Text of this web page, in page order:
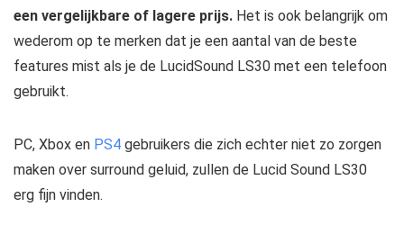
een vergelijkbare of lagere prijs. Het is ook belangrijk om
wederom op te merken dat je een aantal van de beste
features mist als je de LucidSound LS30 met een telefoon
gebruikt.
PC, Xbox en PS4 gebruikers die zich echter niet zo zorgen
maken over surround geluid, zullen de Lucid Sound LS30
erg fijn vinden.